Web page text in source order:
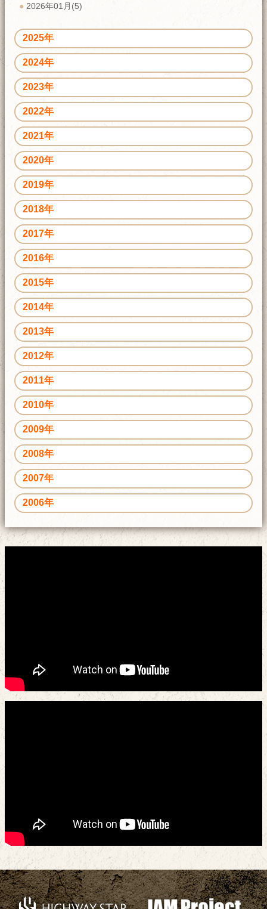
2026年01月(5)
2025年
2024年
2023年
2022年
2021年
2020年
2019年
2018年
2017年
2016年
2015年
2014年
2013年
2012年
2011年
2010年
2009年
2008年
2007年
2006年